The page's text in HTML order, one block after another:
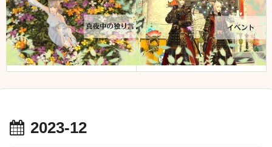
2023-12